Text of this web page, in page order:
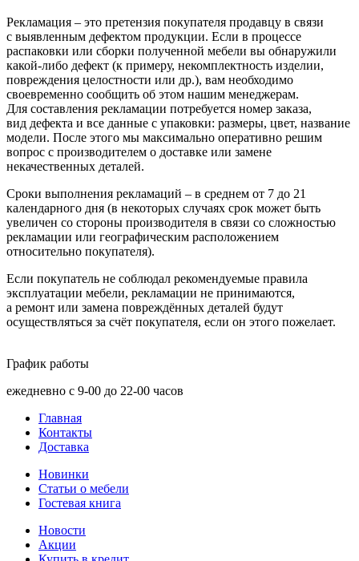
Рекламация – это претензия покупателя продавцу в связи
с выявленным дефектом продукции. Если в процессе
распаковки или сборки полученной мебели вы обнаружили
какой-либо дефект (к примеру, некомплектность изделии,
повреждения целостности или др.), вам необходимо
своевременно сообщить об этом нашим менеджерам.
Для составления рекламации потребуется номер заказа,
вид дефекта и все данные с упаковки: размеры, цвет, название
модели. После этого мы максимально оперативно решим
вопрос с производителем о доставке или замене
некачественных деталей.
Сроки выполнения рекламаций – в среднем от 7 до 21
календарного дня (в некоторых случаях срок может быть
увеличен со стороны производителя в связи со сложностью
рекламации или географическим расположением
относительно покупателя).
Если покупатель не соблюдал рекомендуемые правила
эксплуатации мебели, рекламации не принимаются,
а ремонт или замена повреждённых деталей будут
осуществляться за счёт покупателя, если он этого пожелает.
График работы
ежедневно с 9-00 до 22-00 часов
Главная
Контакты
Доставка
Новинки
Статьи о мебели
Гостевая книга
Новости
Акции